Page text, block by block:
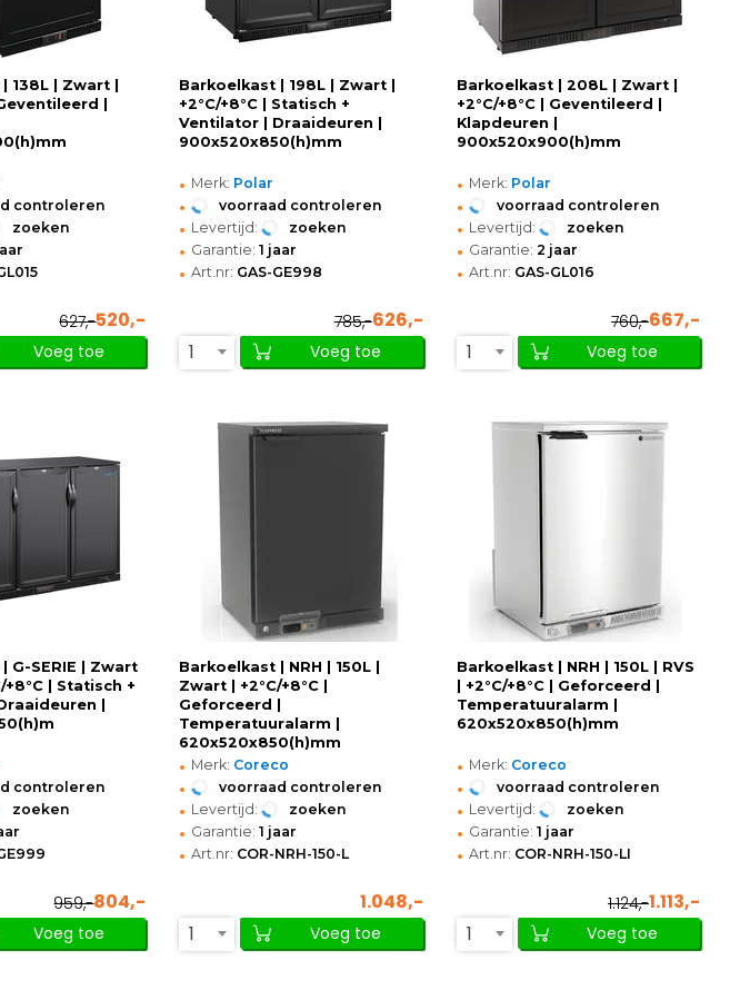
138L | Zwart |
|
controleren
zoeken
627,-520,-
Voeg toe
Barkoelkast | 198L | Zwart |
+2°C/+8°C | Statisch +
Ventilator | Draaideuren |
900x520x850(h)mm
• Merk: Polar
• voorraad controleren
• Levertijd: zoeken
• Garantie: 1 jaar
• Art.nr: GAS-GE998
785,-626,-
1
Voeg toe
Barkoelkast | 208L | Zwart |
+2°C/+8°C | Geventileerd |
Klapdeuren |
900x520x900(h)mm
• Merk: Polar
• voorraad controleren
• Levertijd: zoeken
• Garantie: 2 jaar
• Art.nr: GAS-GL016
760,-667,-
1
Voeg toe
G-SERIE | Zwart
+8°C | Statisch +
|
controleren
zoeken
959,-804,-
Voeg toe
Barkoelkast | NRH | 150L |
Zwart | +2°C/+8°C |
Geforceerd |
Temperatuuralarm |
620x520x850(h)mm
• Merk: Coreco
• voorraad controleren
• Levertijd: zoeken
• Garantie: 1 jaar
• Art.nr: COR-NRH-150-L
1.048,-
1
Voeg toe
Barkoelkast | NRH | 150L | RVS
| +2°C/+8°C | Geforceerd |
Temperatuuralarm |
620x520x850(h)mm
• Merk: Coreco
• voorraad controleren
• Levertijd: zoeken
• Garantie: 1 jaar
• Art.nr: COR-NRH-150-LI
1.124,-1.113,-
1
Voeg toe